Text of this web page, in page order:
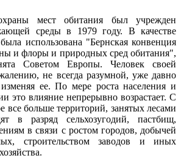
мест обитания был учрежден
среды в 1979 году. В качестве
использована "Бернская конвенция
и флоры и природных сред обитания",
Советом Европы. Человек своей
не всегда разумной, уже давно
ее. По мере роста населения и
это влияние непрерывно возрастает. С
больше территорий, занятых лесами
в разряд сельхозугодий, пастбищ,
в связи с ростом городов, добычей
строительством заводов и иных